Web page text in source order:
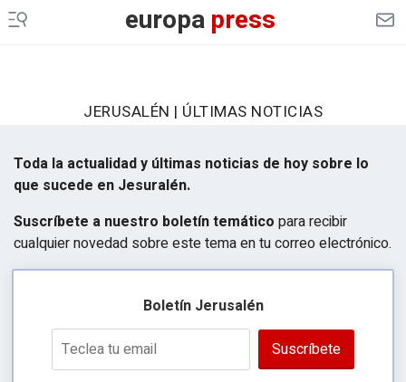
europapress
JERUSALÉN | ÚLTIMAS NOTICIAS
Toda la actualidad y últimas noticias de hoy sobre lo
que sucede en Jesuralén.
Suscríbete a nuestro boletín temático para recibir
cualquier novedad sobre este tema en tu correo electrónico.
Boletín Jerusalén
Suscríbete